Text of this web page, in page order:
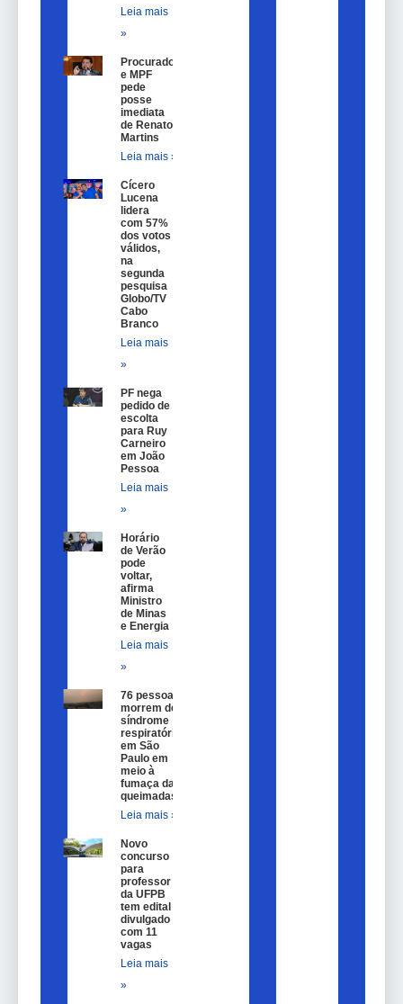
Leia mais
»
Procurador
e MPF
pede
posse
imediata
de Renato
Martins
Leia mais »
Cícero
Lucena
lidera
com 57%
dos votos
válidos,
na
segunda
pesquisa
Globo/TV
Cabo
Branco
Leia mais
»
PF nega
pedido de
escolta
para Ruy
Carneiro
em João
Pessoa
Leia mais
»
Horário
de Verão
pode
voltar,
afirma
Ministro
de Minas
e Energia
Leia mais
»
76 pessoas
morrem de
síndrome
respiratória
em São
Paulo em
meio à
fumaça das
queimadas
Leia mais »
Novo
concurso
para
professor
da UFPB
tem edital
divulgado
com 11
vagas
Leia mais
»